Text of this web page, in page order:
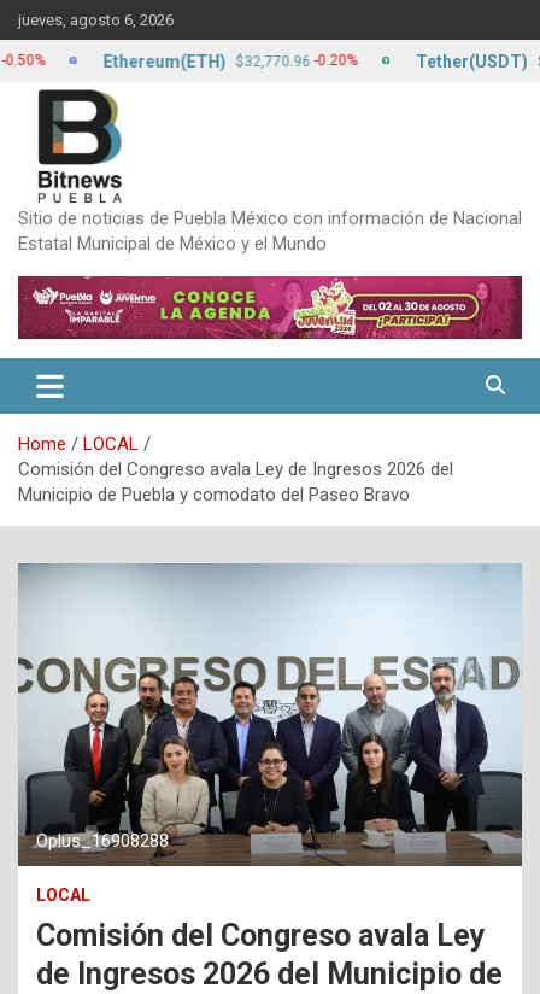
Skip
to
content
jueves, agosto 6, 2026
Sitio de noticias de Puebla México con información de Nacional
Estatal Municipal de México y el Mundo
Home
LOCAL
Comisión del Congreso avala Ley de Ingresos 2026 del
Municipio de Puebla y comodato del Paseo Bravo
Oplus_16908288
LOCAL
Comisión del Congreso avala Ley
de Ingresos 2026 del Municipio de
Ethereum(ETH) $32,770.96 -0.20% Tether(USDT)